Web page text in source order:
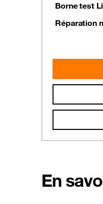
Borne test
Réparation
En